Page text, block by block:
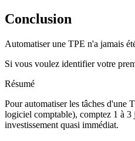
Conclusion
Automatiser une TPE n'a jamais
Si vous voulez identifier votre
Résumé
Pour automatiser les tâches d'une
logiciel comptable), comptez 1 à 3
investissement quasi immédiat.